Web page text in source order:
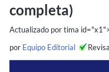
completa)
Actualizado por tima
por Equipo Editorial